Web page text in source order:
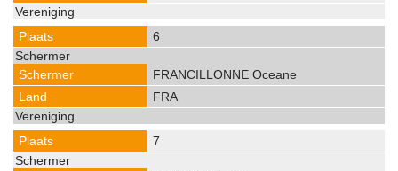
6
FRANCILLONNE Oceane
FRA
7